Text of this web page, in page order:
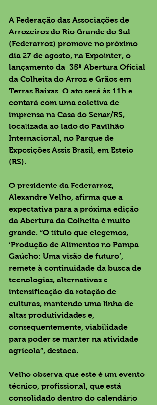
A Federação das Associações de
Arrozeiros do Rio Grande do Sul
(Federarroz) promove no próximo
dia 27 de agosto, na Expointer, o
lançamento da  35ª Abertura Oficial
da Colheita do Arroz e Grãos em
Terras Baixas. O ato será às 11h e
contará com uma coletiva de
imprensa na Casa do Senar/RS,
localizada ao lado do Pavilhão
Internacional, no Parque de
Exposições Assis Brasil, em Esteio
(RS).
O presidente da Federarroz,
Alexandre Velho, afirma que a
expectativa para a próxima edição
da Abertura da Colheita é muito
grande. “O título que elegemos,
‘Produção de Alimentos no Pampa
Gaúcho: Uma visão de futuro’,
remete à continuidade da busca de
tecnologias, alternativas e
intensificação da rotação de
culturas, mantendo uma linha de
altas produtividades e,
consequentemente, viabilidade
para poder se manter na atividade
agrícola”, destaca.
Velho observa que este é um evento
técnico, profissional, que está
consolidado dentro do calendário